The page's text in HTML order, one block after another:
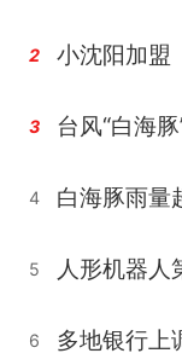
2 小沈阳加盟
3
4 白海豚雨量
5 人形机器人
6 多地银行上